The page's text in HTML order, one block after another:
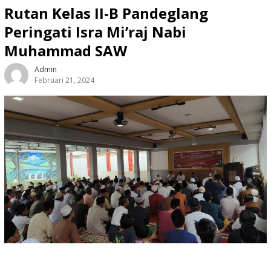
Rutan Kelas II-B Pandeglang
Peringati Isra Mi’raj Nabi
Muhammad SAW
Admin
Februari 21, 2024